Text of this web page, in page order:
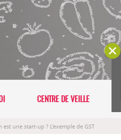
CENTRE DE VEILLE
une start-up ? L’exemple de GST